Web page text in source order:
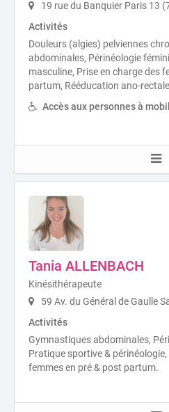
19 rue du Banquier Paris 13
Activités
Douleurs (algies) pelviennes
abdominales, Périnéologie
masculine, Prise en charge des
partum, Rééducation ano-
Accès aux personnes à
Tania ALLENBACH
Kinésithérapeute
59 Av. du Général de Gaulle
Activités
Gymnastiques abdominales,
Pratique sportive &
femmes en pré & post partum.